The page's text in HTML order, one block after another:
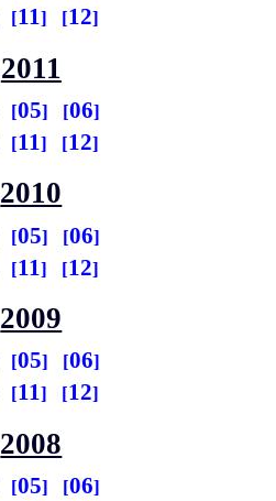
11 12
2011
05
06
11 12
2010
05
06
11 12
2009
05
06
11 12
2008
05
06